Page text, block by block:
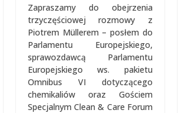
Zapraszamy do obejrzenia
trzyczęściowej rozmowy z
Piotrem Müllerem – posłem do
Parlamentu Europejskiego,
sprawozdawcą Parlamentu
Europejskiego ws. pakietu
Omnibus VI dotyczącego
chemikaliów oraz Gościem
Spec­­­­jalnym Clean & Care Forum